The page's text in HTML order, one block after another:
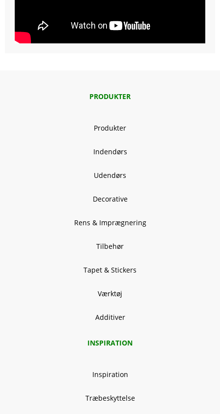
PRODUKTER
Produkter
Indendørs
Udendørs
Decorative
Rens & Imprægnering
Tilbehør
Tapet & Stickers
Værktøj
Additiver
INSPIRATION
Inspiration
Træbeskyttelse